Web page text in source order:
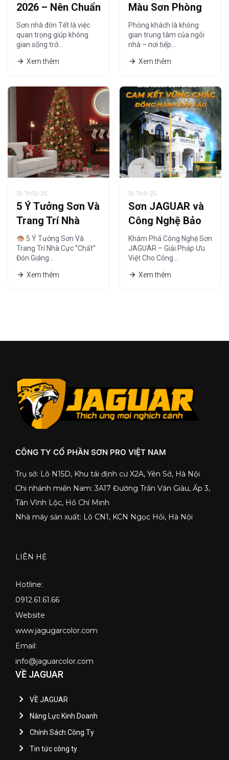
2026 – Nên Chuẩn
Bị Từ Khi Nào Là
Hợp Lý?
Sơn nhà đón Tết là việc
quan trọng giúp không
gian sống trở…
Xem thêm
Màu Sơn Phòng
Khách Phù Hợp
Năm 2026?
Phòng khách là không
gian trung tâm của ngôi
nhà – nơi tiếp…
Xem thêm
13-Th12-25
5 Ý Tưởng Sơn Và
Trang Trí Nhà
Cực “Chất” Đón
Giáng Sinh Ấm Áp
5 Ý Tưởng Sơn Và
Trang Trí Nhà Cực “Chất”
Đón Giáng…
Xem thêm
15-Th3-25
Sơn JAGUAR và
Công Nghệ Bảo
Vệ – Giải Pháp Tối
Ưu
Khám Phá Công Nghệ Sơn
JAGUAR – Giải Pháp Ưu
Việt Cho Công…
Xem thêm
CÔNG TY CỔ PHẦN SƠN PRO VIỆT NAM
Trụ sở: Lô N15D, Khu tái định cư X2A, Yên Sở, Hà Nội
Chi nhánh miền Nam: 3A17 Đường Trần Văn Giàu, Ấp 3,
Tân Vĩnh Lộc, Hồ Chí Minh
Nhà máy sản xuất: Lô CN1, KCN Ngọc Hồi, Hà Nội
LIÊN HỆ
Hotline:
0912.61.61.66
Website
www.jagugarcolor.com
Email:
info@jaguarcolor.com
VỀ JAGUAR
VỀ JAGUAR
Năng Lực Kinh Doanh
Chính Sách Công Ty
Tin tức công ty